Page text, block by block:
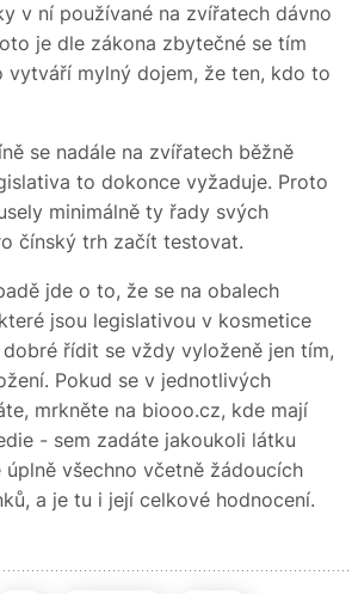
v ní používané na zvířatech dávno
je dle zákona zbytečné se tím
mylný dojem, že ten, kdo to
se nadále na zvířatech běžně
to dokonce vyžaduje. Proto
minimálně ty řady svých
čínský trh začít testovat.
jde o to, že se na obalech
jsou legislativou v kosmetice
řídit se vždy vyloženě jen tím,
Pokud se v jednotlivých
mrkněte na biooo.cz, kde mají
- sem zadáte jakoukoli látku
všechno včetně žádoucích
a je tu i její celkové hodnocení.